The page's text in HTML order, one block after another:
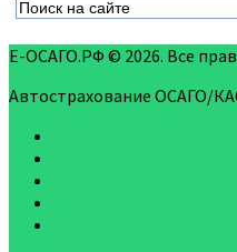
Е-ОСАГО.РФ © 2026. Все
Автострахование ОСАГО/